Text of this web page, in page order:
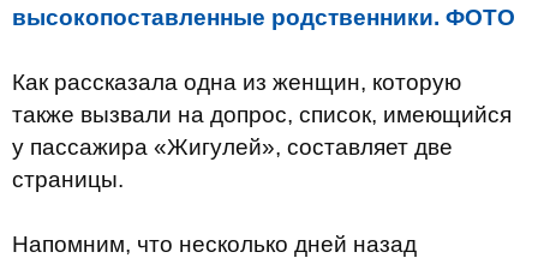
высокопоставленные родственники. ФОТО
Как рассказала одна из женщин, которую
также вызвали на допрос, список, имеющийся
у пассажира «Жигулей», составляет две
страницы.
Напомним, что несколько дней назад